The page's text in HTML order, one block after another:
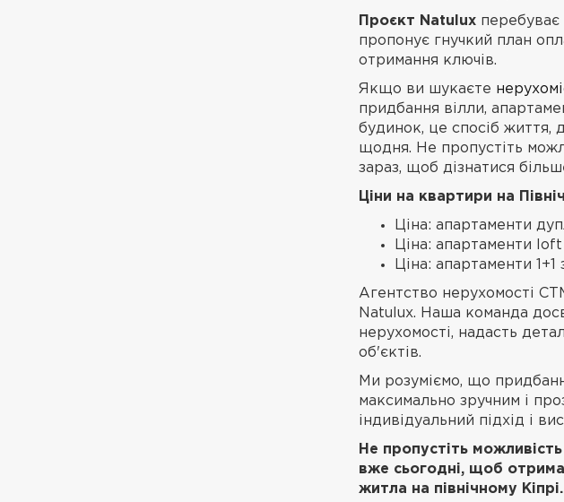
Проєкт Natulux перебуває
пропонує гнучкий план
отримання ключів.
Якщо ви шукаєте
придбання вілли,
будинок, це спосіб
щодня. Не пропустіть
зараз, щоб дізнатися
Ціни на квартири на
Ціна: апартаменти
Ціна: апартаменти
Ціна: апартаменти
Агентство нерухомості
Natulux. Наша команда
нерухомості, надасть
об'єктів.
Ми розуміємо, що
максимально зручним і
індивідуальний підхід і
Не пропустіть
вже сьогодні, щоб
житла на північному Кіпрі.